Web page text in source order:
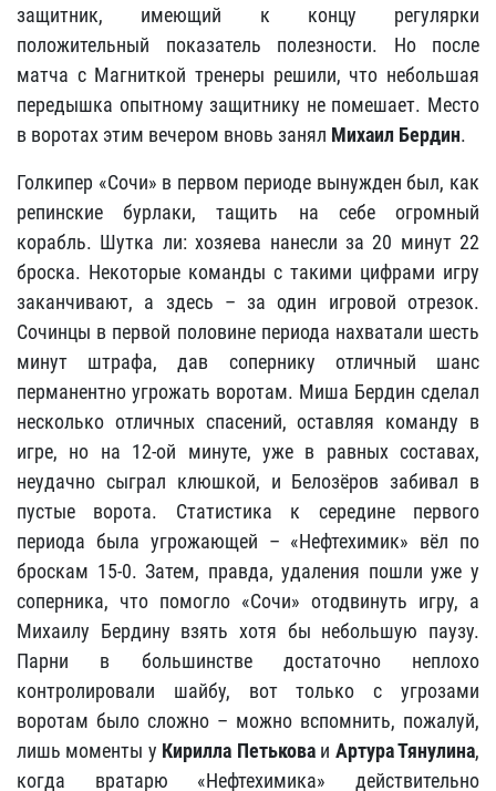
защитник, имеющий к концу регулярки
положительный показатель полезности. Но после
матча с Магниткой тренеры решили, что небольшая
передышка опытному защитнику не помешает. Место
в воротах этим вечером вновь занял Михаил Бердин.
Голкипер «Сочи» в первом периоде вынужден был, как
репинские бурлаки, тащить на себе огромный
корабль. Шутка ли: хозяева нанесли за 20 минут 22
броска. Некоторые команды с такими цифрами игру
заканчивают, а здесь – за один игровой отрезок.
Сочинцы в первой половине периода нахватали шесть
минут штрафа, дав сопернику отличный шанс
перманентно угрожать воротам. Миша Бердин сделал
несколько отличных спасений, оставляя команду в
игре, но на 12-ой минуте, уже в равных составах,
неудачно сыграл клюшкой, и Белозёров забивал в
пустые ворота. Статистика к середине первого
периода была угрожающей – «Нефтехимик» вёл по
броскам 15-0. Затем, правда, удаления пошли уже у
соперника, что помогло «Сочи» отодвинуть игру, а
Михаилу Бердину взять хотя бы небольшую паузу.
Парни в большинстве достаточно неплохо
контролировали шайбу, вот только с угрозами
воротам было сложно – можно вспомнить, пожалуй,
лишь моменты у Кирилла Петьковаи Артура Тянулина,
когда вратарю «Нефтехимика» действительно